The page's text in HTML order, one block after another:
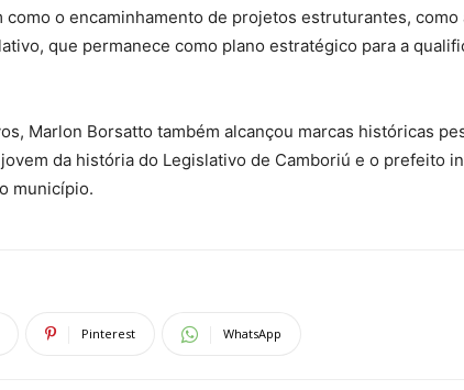
o encaminhamento de projetos estruturantes, como
que permanece como plano estratégico para a
Marlon Borsatto também alcançou marcas históricas
da história do Legislativo de Camboriú e o prefeito
município.
Pinterest WhatsApp